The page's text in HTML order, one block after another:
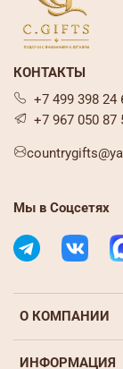
О КОМПАНИИ
ИНФОРМАЦИЯ
КОНТАКТЫ
+7 499 398 24
+7 967 050 87
Мы в Соцсетях